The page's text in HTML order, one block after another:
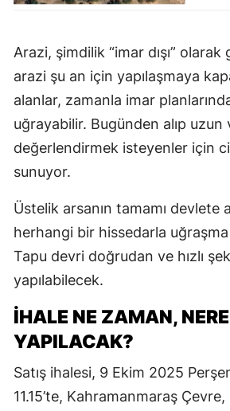
Arazi, şimdilik “imar dışı”
arazi şu an için yapılaşmaya
alanlar, zamanla imar
uğrayabilir. Bugünden alıp uzun
değerlendirmek isteyenler için
sunuyor.
Üstelik arsanın tamamı devlete
herhangi bir hissedarla
Tapu devri doğrudan ve hızlı
yapılabilecek.
İHALE NE ZAMAN,
YAPILACAK?
Satış ihalesi, 9 Ekim 2025
11.15’te, Kahramanmaraş